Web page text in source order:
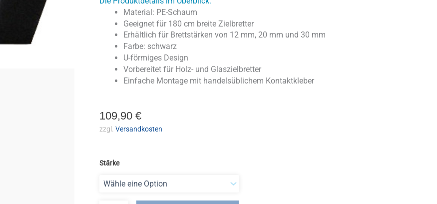
Material: PE-Schaum
Geeignet für 180 cm breite Zielbretter
Erhältlich für Brettstärken von 12 mm, 20 mm und 30 mm
Farbe: schwarz
U-förmiges Design
Vorbereitet für Holz- und Glaszielbretter
Einfache Montage mit handelsüblichem Kontaktkleber
109,90 €
zzgl. Versandkosten
Stärke